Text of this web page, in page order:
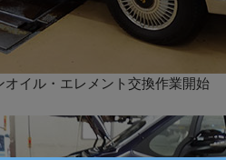
オイル・エレメント交換作業開始